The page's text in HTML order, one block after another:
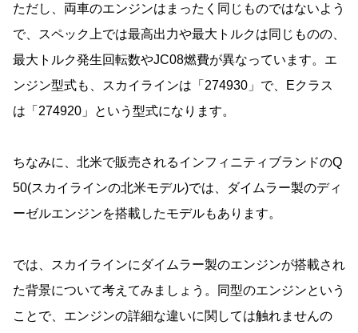
ただし、両車のエンジンはまったく同じものではないよう
で、スペック上では最高出力や最大トルクは同じものの、
最大トルク発生回転数やJC08燃費が異なっています。エ
ンジン型式も、スカイラインは「274930」で、Eクラス
は「274920」という型式になります。
ちなみに、北米で販売されるインフィニティブランドのQ
50(スカイラインの北米モデル)では、ダイムラー製のディ
ーゼルエンジンを搭載したモデルもあります。
では、スカイラインにダイムラー製のエンジンが搭載され
た背景について考えてみましょう。同型のエンジンという
ことで、エンジンの詳細な違いに関しては触れませんの